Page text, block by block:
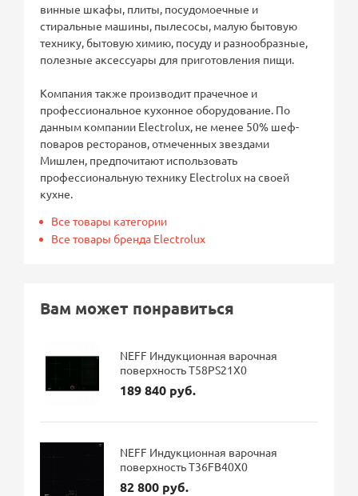
винные шкафы, плиты, посудомоечные и
стиральные машины, пылесосы, малую бытовую
технику, бытовую химию, посуду и разнообразные,
полезные аксессуары для приготовления пищи.
Компания также производит прачечное и
профессиональное кухонное оборудование. По
данным компании Electrolux, не менее 50% шеф-
поваров ресторанов, отмеченных звездами
Мишлен, предпочитают использовать
профессиональную технику Electrolux на своей
кухне.
Все товары категории
Все товары бренда Electrolux
Вам может понравиться
NEFF Индукционная варочная
поверхность T58PS21X0
189 840 руб.
NEFF Индукционная варочная
поверхность T36FB40X0
82 800 руб.